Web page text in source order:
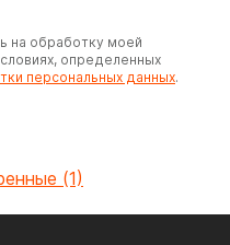
на обработку моей
определенных
персональных данных.
(1)